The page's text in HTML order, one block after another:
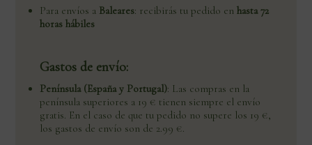
Para envíos a Baleares: recibirás tu pedido en hasta 72
horas hábiles
Gastos de envío:
Península (España y Portugal): Las compras en la
península superiores a 19 € tienen siempre el envío
gratis. En el caso de que tu pedido no supere los 19 €,
los gastos de envío son de 2.99 €.